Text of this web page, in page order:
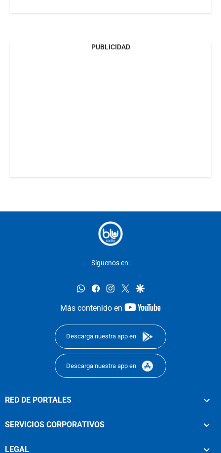
PUBLICIDAD
Síguenos en:
whatsappfacebookinstagram
twittergoogle
Más contenido en
youtube-
Descarga nuestra app en
Descarga nuestra app en
RED DE PORTALES
SERVICIOS CORPORATIVOS
LEGAL